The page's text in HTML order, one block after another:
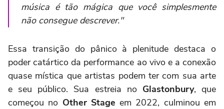
música é tão mágica que você simplesmente
não consegue descrever."
Essa transição do pânico à plenitude destaca o
poder catártico da performance ao vivo e a conexão
quase mística que artistas podem ter com sua arte
e seu público. Sua estreia noGlastonbury, que
começou no Other Stageem 2022, culminou em